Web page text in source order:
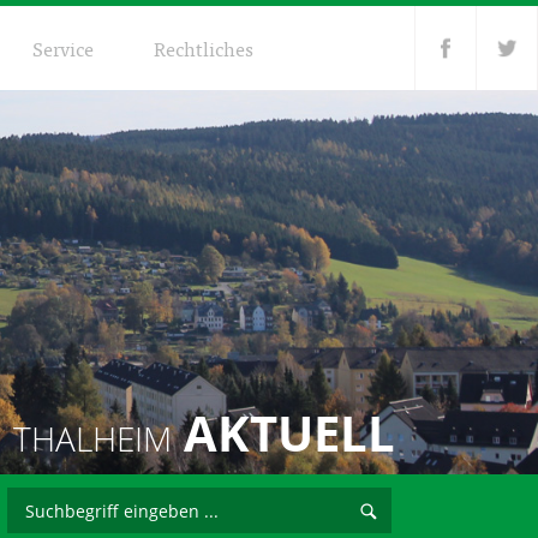
Service Rechtliches
THALHEIMAKTUELL